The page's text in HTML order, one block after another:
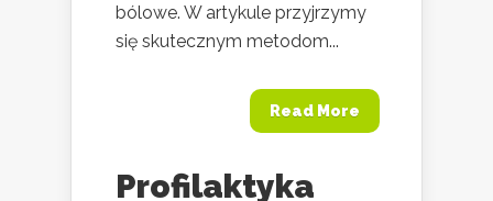
bólowe. W artykule przyjrzymy
się skutecznym metodom...
Read More
Profilaktyka